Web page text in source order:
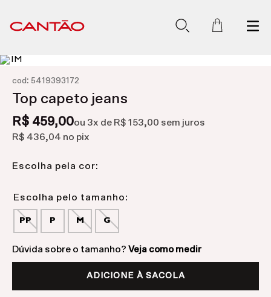
cod : 5419393172
Top capeto jeans
R$ 459,00ou 3x de R$ 153,00 sem juros
R$ 436,04 no pix
Escolha pela cor:
PP P M G
Dúvida sobre o tamanho? Veja como medir
ADICIONE À SACOLA